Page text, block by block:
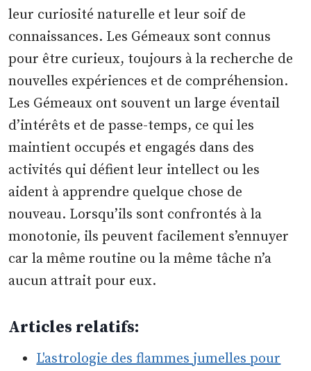
leur curiosité naturelle et leur soif de
connaissances. Les Gémeaux sont connus
pour être curieux, toujours à la recherche de
nouvelles expériences et de compréhension.
Les Gémeaux ont souvent un large éventail
d’intérêts et de passe-temps, ce qui les
maintient occupés et engagés dans des
activités qui défient leur intellect ou les
aident à apprendre quelque chose de
nouveau. Lorsqu’ils sont confrontés à la
monotonie, ils peuvent facilement s’ennuyer
car la même routine ou la même tâche n’a
aucun attrait pour eux.
Articles relatifs:
L'astrologie des flammes jumelles pour